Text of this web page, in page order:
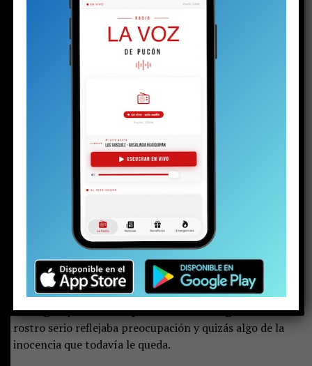
parte del enojo aumenta cuando un hombre llega a
Ambos son los progenitores del
años detenido el martes con un arma y drogas, en el
contexto de la investigación por la
de detención en el juzgado de calle Arauco ya había
terminado. El padre llegó tarde. Al parecer, una vez más.
Pero en la justicia hay poco espacio para las emociones.
Minutos antes de esa escena, el joven, con cara de
niño, se presentó ante la jueza del Juzgado de
Garantía de Pucón. Con las esposas en sus muñecas,
vestía una parka negra y brillante, zapatillas, un
buzo gris y llevaba el pelo con corte degradado.Su
rostro serio reflejaba preocupación y quizás algo de la
inocencia que todavía le queda.